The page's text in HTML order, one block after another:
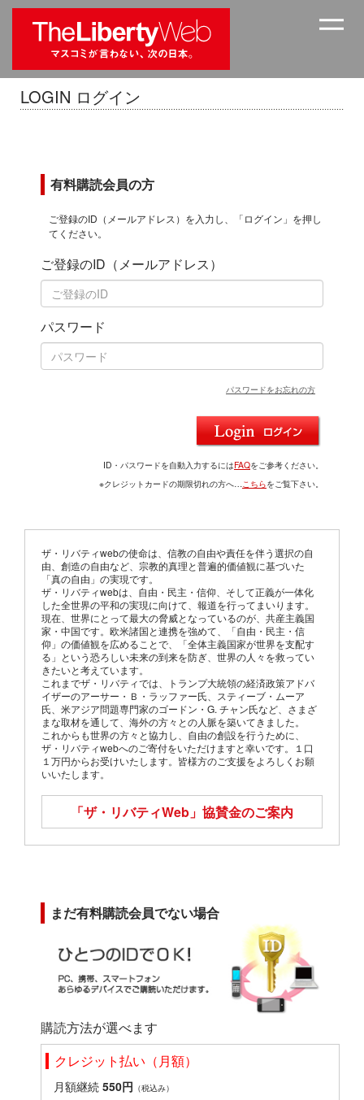
LOGIN ログイン
有料購読会員の方
ご登録のID（メールアドレス）を入力し、「ログイン」を押し
てください。
ご登録のID（メールアドレス）
パスワード
パスワードをお忘れの方
ID・パスワードを自動入力するにはFAQをご参考ください。
※クレジットカードの期限切れの方へ…こちらをご覧下さい。
ザ・リバティwebの使命は、信教の自由や責任を伴う選択の自
由、創造の自由など、宗教的真理と普遍的価値観に基づいた
「真の自由」の実現です。
ザ・リバティwebは、自由・民主・信仰、そして正義が一体化
した全世界の平和の実現に向けて、報道を行ってまいります。
現在、世界にとって最大の脅威となっているのが、共産主義国
家・中国です。欧米諸国と連携を強めて、「自由・民主・信
仰」の価値観を広めることで、「全体主義国家が世界を支配す
る」という恐ろしい未来の到来を防ぎ、世界の人々を救ってい
きたいと考えています。
これまでザ・リバティでは、トランプ大統領の経済政策アドバ
イザーのアーサー・Ｂ・ラッファー氏、スティーブ・ムーア
氏、米アジア問題専門家のゴードン・G. チャン氏など、さまざ
まな取材を通して、海外の方々との人脈を築いてきました。
これからも世界の方々と協力し、自由の創設を行うために、
ザ・リバティwebへのご寄付をいただけますと幸いです。１口
１万円からお受けいたします。皆様方のご支援をよろしくお願
いいたします。
「ザ・リバティWeb」 協賛金のご案内
まだ有料購読会員でない場合
購読方法が選べます
クレジット払い（月額）
月額継続 550円 （税込み）